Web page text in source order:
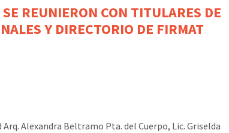
REUNIERON CON TITULARES DE
Y DIRECTORIO DE FIRMAT
Arq. Alexandra Beltramo Pta. del Cuerpo, Lic. Griselda